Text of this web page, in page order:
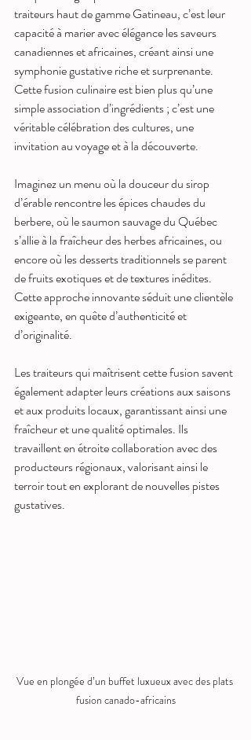
traiteurs haut de gamme Gatineau, c’est leur
capacité à marier avec élégance les saveurs
canadiennes et africaines, créant ainsi une
symphonie gustative riche et surprenante.
Cette fusion culinaire est bien plus qu’une
simple association d’ingrédients ; c’est une
véritable célébration des cultures, une
invitation au voyage et à la découverte.
Imaginez un menu où la douceur du sirop
d’érable rencontre les épices chaudes du
berbere, où le saumon sauvage du Québec
s’allie à la fraîcheur des herbes africaines, ou
encore où les desserts traditionnels se parent
de fruits exotiques et de textures inédites.
Cette approche innovante séduit une clientèle
exigeante, en quête d’authenticité et
d’originalité.
Les traiteurs qui maîtrisent cette fusion savent
également adapter leurs créations aux saisons
et aux produits locaux, garantissant ainsi une
fraîcheur et une qualité optimales. Ils
travaillent en étroite collaboration avec des
producteurs régionaux, valorisant ainsi le
terroir tout en explorant de nouvelles pistes
gustatives.
Vue en plongée d’un buffet luxueux avec des plats
fusion canado-africains